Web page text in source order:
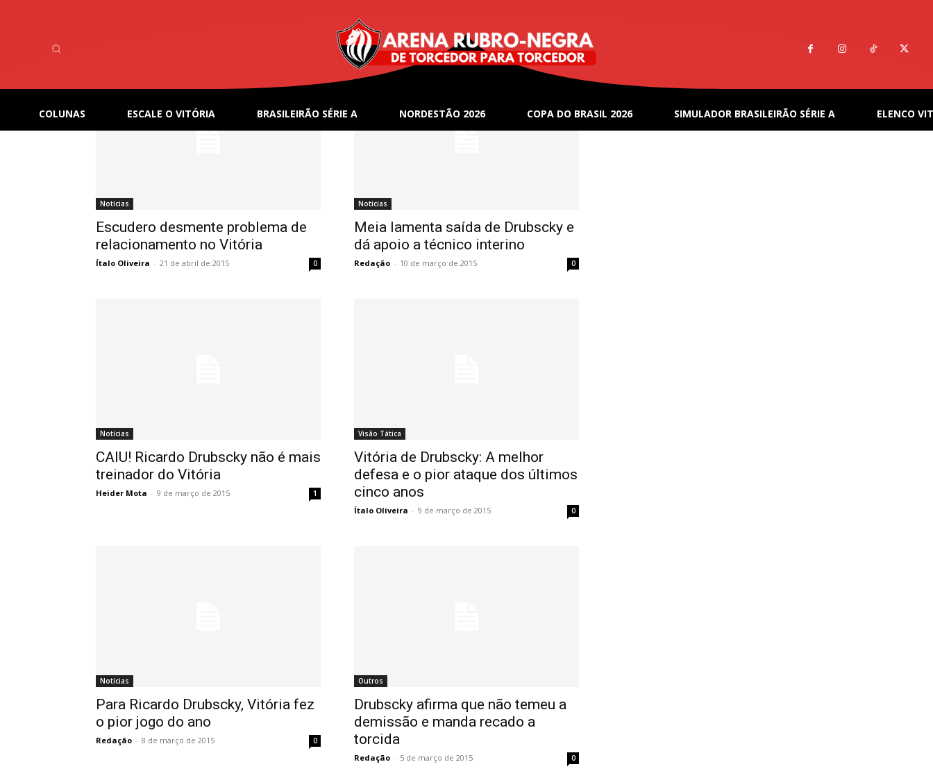
COLUNAS ESCALE O VITÓRIA BRASILEIRÃO SÉRIE A NORDESTÃO 2026 COPA DO BRASIL 2026 SIMULADOR BRASILEIRÃO SÉRIE A ELENCO
Notícias
Escudero desmente problema de
relacionamento no Vitória
Ítalo Oliveira - 21 de abril de 2015 0
Notícias
Meia lamenta saída de Drubscky e
dá apoio a técnico interino
Redação - 10 de março de 2015 0
Notícias
CAIU! Ricardo Drubscky não é mais
treinador do Vitória
Heider Mota - 9 de março de 2015 1
Visão Tática
Vitória de Drubscky: A melhor
defesa e o pior ataque dos últimos
cinco anos
Ítalo Oliveira - 9 de março de 2015 0
Notícias
Para Ricardo Drubscky, Vitória fez
o pior jogo do ano
Redação - 8 de março de 2015 0
Outros
Drubscky afirma que não temeu a
demissão e manda recado a
torcida
Redação - 5 de março de 2015 0